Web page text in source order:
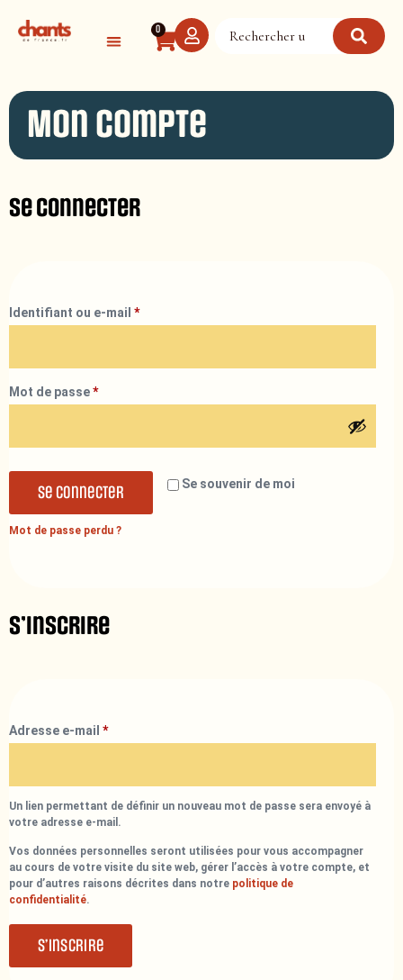
0
Mon compte
Se connecter
Identifiant ou e-mail *
Mot de passe*
Se souvenir de moi
Se connecter
Mot de passe perdu ?
S’inscrire
Adresse e-mail *
Un lien permettant de définir un nouveau mot de passe sera envoyé à
votre adresse e-mail.
Vos données personnelles seront utilisées pour vous accompagner
au cours de votre visite du site web, gérer l’accès à votre compte, et
pour d’autres raisons décrites dans notre politique de
confidentialité.
S’inscrire